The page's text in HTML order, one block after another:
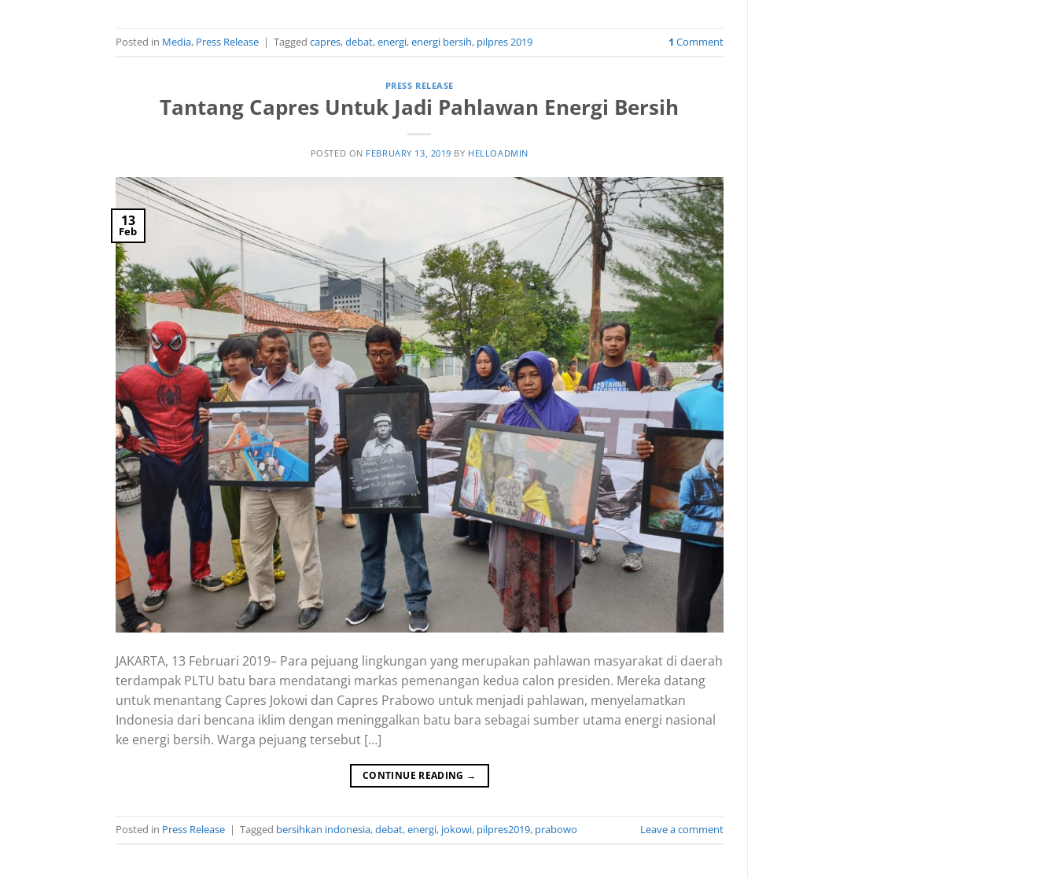
Posted in Media, Press Release | Tagged capres,debat,energi,energi bersih, pilpres 2019 1 Comment
PRESS RELEASE
Tantang Capres Untuk Jadi Pahlawan Energi Bersih
POSTED ON FEBRUARY 13, 2019 BY HELLOADMIN
13
Feb
JAKARTA, 13 Februari 2019– Para pejuang lingkungan yang merupakan pahlawan masyarakat di daerah
terdampak PLTU batu bara mendatangi markas pemenangan kedua calon presiden. Mereka datang
untuk menantang Capres Jokowi dan Capres Prabowo untuk menjadi pahlawan, menyelamatkan
Indonesia dari bencana iklim dengan meninggalkan batu bara sebagai sumber utama energi nasional
ke energi bersih. Warga pejuang tersebut […]
CONTINUE READING →
Posted in Press Release | Tagged bersihkan indonesia,debat,energi, jokowi, pilpres2019, prabowo Leave a comment